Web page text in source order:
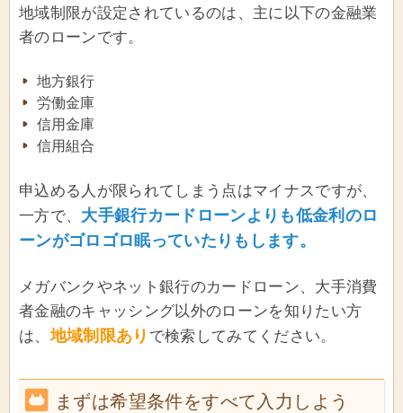
地域制限が設定されているのは、主に以下の金融業
者のローンです。
地方銀行
労働金庫
信用金庫
信用組合
申込める人が限られてしまう点はマイナスですが、
一方で、 大手銀行カードローンよりも低金利のロ
ーンがゴロゴロ眠っていたりもします。
メガバンクやネット銀行のカードローン、大手消費
者金融のキャッシング以外のローンを知りたい方
は、地域制限あり で検索してみてください。
まずは希望条件をすべて入力しよう